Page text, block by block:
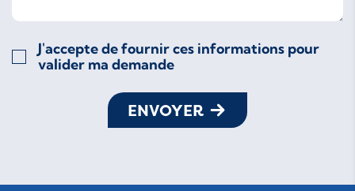
J'accepte de fournir ces informations pour
valider ma demande
ENVOYER